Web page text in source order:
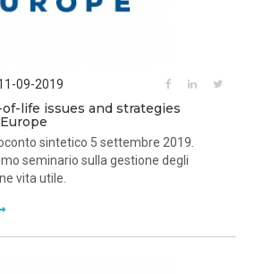
09-2019
life issues and strategies
sintetico 5 settembre 2019.
seminario sulla gestione degli
vita utile.